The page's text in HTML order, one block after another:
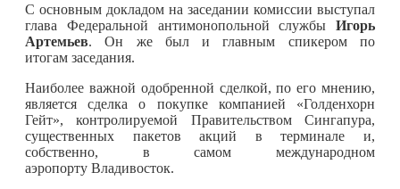
С основным докладом на заседании комиссии выступал
глава Федеральной антимонопольной службы Игорь
Артемьев. Он же был и главным спикером по
итогам заседания.
Наиболее важной одобренной сделкой, по его мнению,
является сделка о покупке компанией «Голденхорн
Гейт», контролируемой Правительством Сингапура,
существенных пакетов акций в терминале и,
собственно, в самом международном
аэропорту Владивосток.